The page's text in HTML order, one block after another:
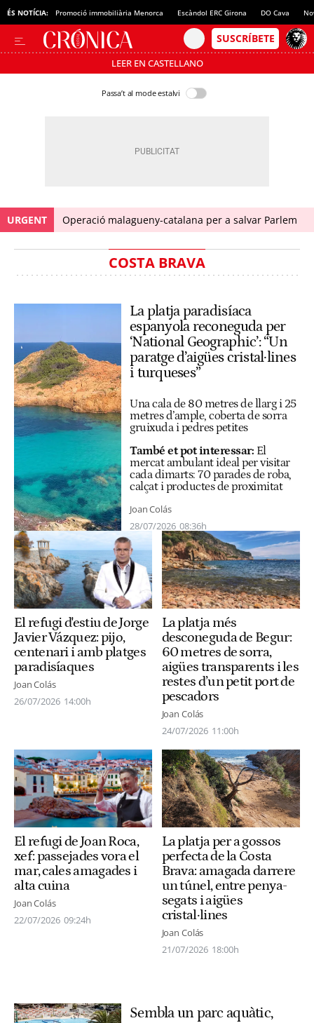
ÉS NOTÍCIA: Promoció immobiliària Menorca Escàndol ERC Girona DO Cava
LEER EN CASTELLANO
Passa’t al mode estalvi
URGENT Operació malagueny-catalana per a salvar Parlem
COSTA BRAVA
La platja paradisíaca
espanyola reconeguda per
‘National Geographic’: “Un
paratge d’aigües cristal·lines
i turqueses”
Una cala de 80 metres de llarg i 25
metres d’ample, coberta de sorra
gruixuda i pedres petites
També et pot interessar: El
mercat ambulant ideal per visitar
cada dimarts: 70 parades de roba,
calçat i productes de proximitat
Joan Colás
28/07/2026 08:36h
El refugi d'estiu de Jorge
Javier Vázquez: pijo,
centenari i amb platges
paradisíaques
Joan Colás
26/07/2026 14:00h
La platja més
desconeguda de Begur:
60 metres de sorra,
aigües transparents i les
restes d’un petit port de
pescadors
Joan Colás
24/07/2026 11:00h
El refugi de Joan Roca,
xef: passejades vora el
mar, cales amagades i
alta cuina
Joan Colás
22/07/2026 09:24h
La platja per a gossos
perfecta de la Costa
Brava: amagada darrere
un túnel, entre penya-
segats i aigües
cristal·lines
Joan Colás
21/07/2026 18:00h
Sembla un parc aquàtic,